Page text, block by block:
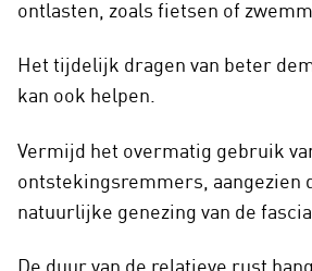
ontlasten, zoals fietsen of
Het tijdelijk dragen van beter
kan ook helpen.
Vermijd het overmatig gebruik
ontstekingsremmers, aangezien
natuurlijke genezing van de